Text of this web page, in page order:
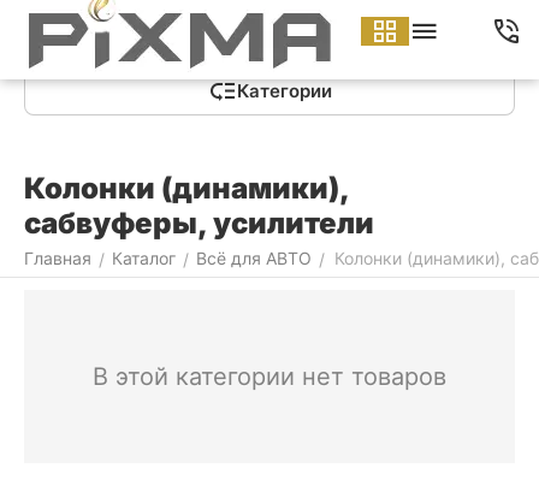
Категории
Колонки (динамики),
сабвуферы, усилители
Главная / Каталог / Всё для АВТО / Колонки (динамики),
В этой категории нет товаров
Меню Найти Корзина Аккаунт